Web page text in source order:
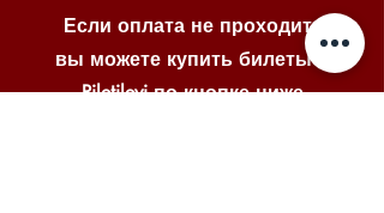
Если оплата не проходит -
вы можете купить билеты в
Piletilevi по кнопке ниже